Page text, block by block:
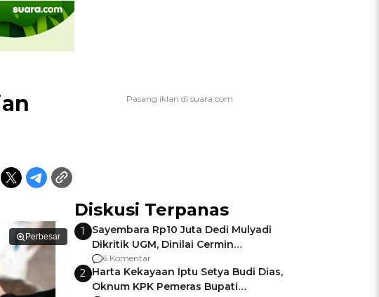
Perbesar
Diskusi Terpanas
1
Sayembara Rp10 Juta Dedi Mulyadi
Dikritik UGM, Dinilai Cermin
Gagalnya Negara Jamin Keamanan
6 Komentar
2 Harta Kekayaan Iptu Setya Budi Dias,
Oknum KPK Pemeras Bupati